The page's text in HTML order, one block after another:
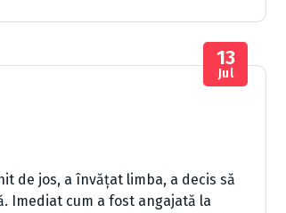
13
Jul
de jos, a învățat limba, a decis să
Imediat cum a fost angajată la